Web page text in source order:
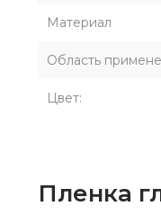
Материал
Область
Цвет:
Пленка